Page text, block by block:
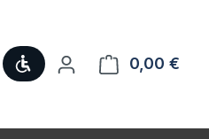
Werkzeugleiste anzeigen
0,00 €